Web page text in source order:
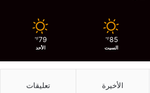
85
℉
السبت
79
℉
الأحد
الأخيرة تعليقات